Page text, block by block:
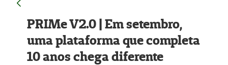
PRIMe V2.0 | Em setembro,
uma plataforma que completa
10 anos chega diferente